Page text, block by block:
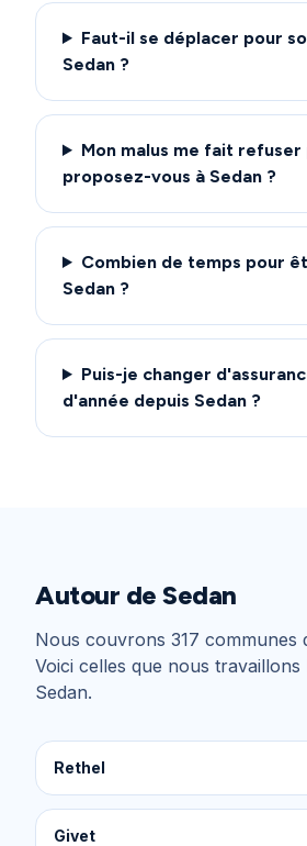
Faut-il se déplacer pour
Sedan ?
Mon malus me fait
proposez-vous à Sedan ?
Combien de temps pour
Sedan ?
Puis-je changer
d'année depuis Sedan ?
Autour deSedan
Nous couvrons 317 communes
Voici celles que nous
Sedan.
Rethel
Givet